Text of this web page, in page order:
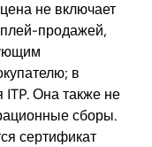
не включает
продажей,
в
ITP. Она также не
сборы.
сертификат